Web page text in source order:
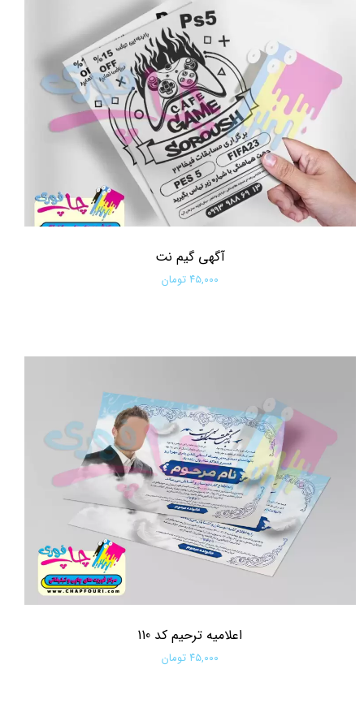
آگهی گیم نت
۴۵,۰۰۰ تومان
اعلامیه ترحیم کد 110
۴۵,۰۰۰ تومان